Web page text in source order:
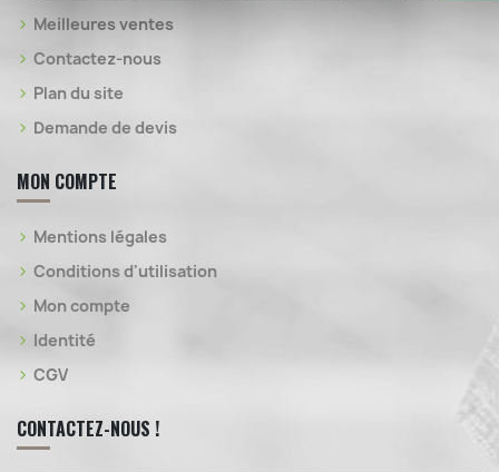
Meilleures ventes
Contactez-nous
Plan du site
Demande de devis
MON COMPTE
Mentions légales
Conditions d'utilisation
Mon compte
Identité
CGV
CONTACTEZ-NOUS !